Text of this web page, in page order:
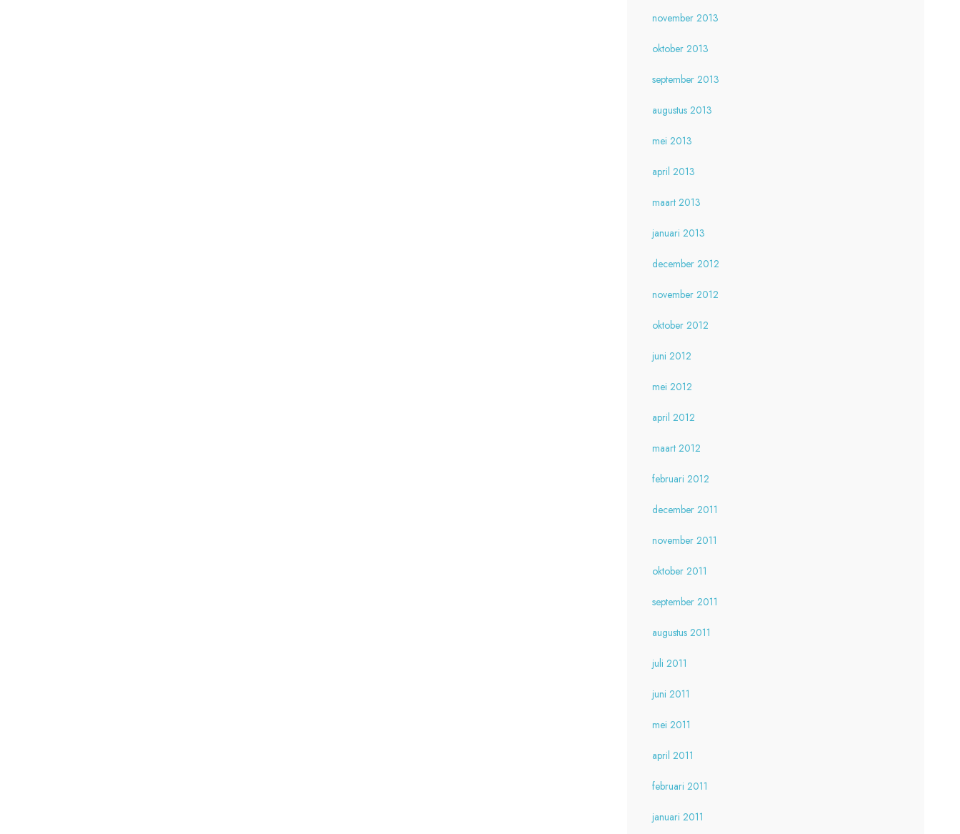
november 2013
oktober 2013
september 2013
augustus 2013
mei 2013
april 2013
maart 2013
januari 2013
december 2012
november 2012
oktober 2012
juni 2012
mei 2012
april 2012
maart 2012
februari 2012
december 2011
november 2011
oktober 2011
september 2011
augustus 2011
juli 2011
juni 2011
mei 2011
april 2011
februari 2011
januari 2011